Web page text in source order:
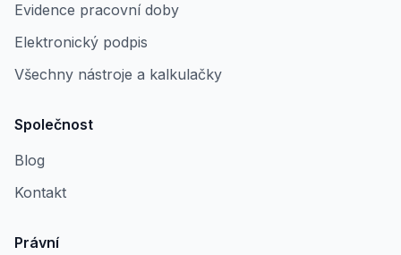
Evidence pracovní doby
Elektronický podpis
Všechny nástroje a kalkulačky
Společnost
Blog
Kontakt
Právní